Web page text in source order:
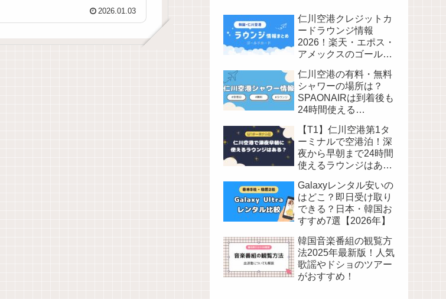
2026.01.03
仁川空港クレジットカ
ードラウンジ情報
2026！楽天・エポス・
アメックスのゴールド
仁川空港の有料・無料
シャワーの場所は？
SPAONAIRは到着後も
24時間使える
【T1】仁川空港第1タ
ーミナルで空港泊！深
夜から早朝まで24時間
使えるラウンジはあ
Galaxyレンタル安いの
はどこ？即日受け取り
できる？日本・韓国お
すすめ7選【2026年】
韓国音楽番組の観覧方
法2025年最新版！人気
歌謡やドショのツアー
がおすすめ！